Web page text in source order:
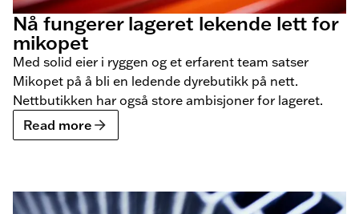
Nå fungerer lageret lekende lett for
mikopet
Med solid eier i ryggen og et erfarent team satser
Mikopet på å bli en ledende dyrebutikk på nett.
Nettbutikken har også store ambisjoner for lageret.
Read more